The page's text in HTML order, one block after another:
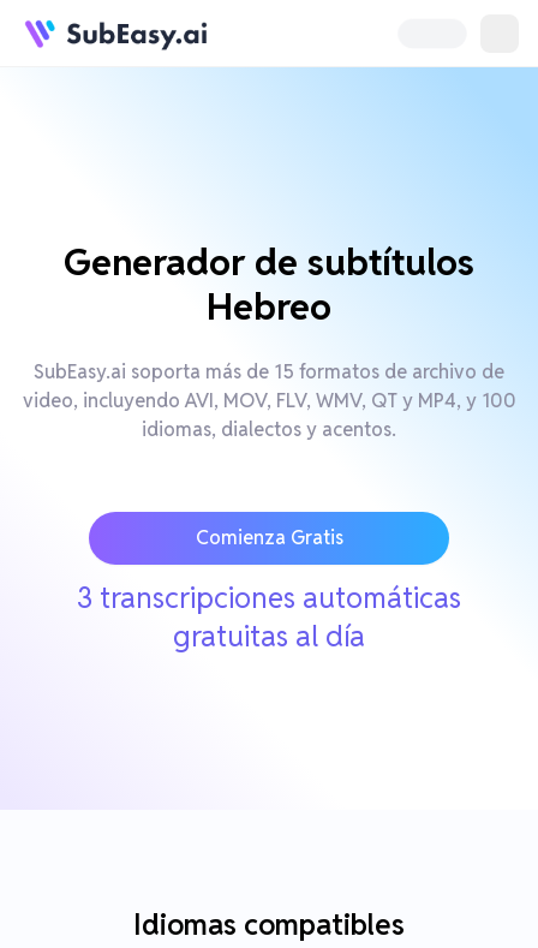
Generador de subtítulos
Hebreo
SubEasy.ai soporta más de 15 formatos de archivo de
video, incluyendo AVI, MOV, FLV, WMV, QT y MP4, y 100
idiomas, dialectos y acentos.
Comienza Gratis
3 transcripciones automáticas
gratuitas al día
Idiomas compatibles